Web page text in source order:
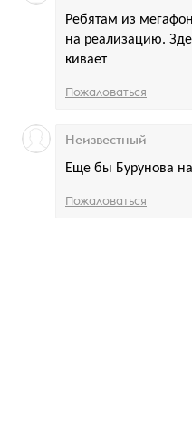
Ребятам из
на реализацию.
кивает
Пожаловаться
Еще бы Бурунова на
Неизвестный
Пожаловаться